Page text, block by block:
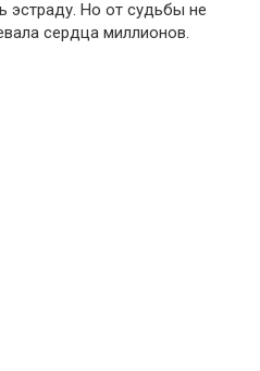
эстраду. Но от судьбы не
сердца миллионов.